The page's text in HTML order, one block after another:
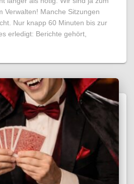
Verwalten! Manche Sitzungen
Nur knapp 60 Minuten bis zur
erledigt: Berichte gehört,